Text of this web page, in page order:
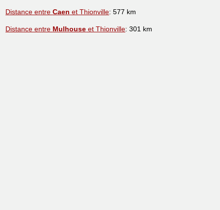
Distance entreCaen et Thionville: 577 km
Distance entre Mulhouse et Thionville: 301 km